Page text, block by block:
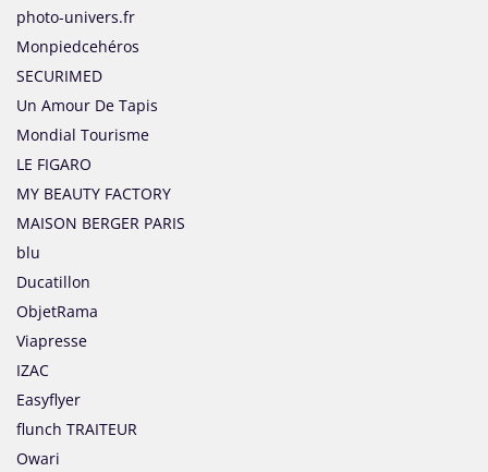
photo-univers.fr
Monpiedcehéros
SECURIMED
Un Amour De Tapis
Mondial Tourisme
LE FIGARO
MY BEAUTY FACTORY
MAISON BERGER PARIS
blu
Ducatillon
ObjetRama
Viapresse
IZAC
Easyflyer
flunch TRAITEUR
Owari